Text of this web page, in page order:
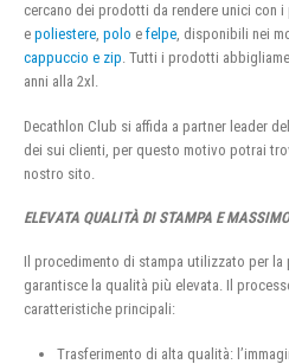
cercano dei prodotti da rendere unici con
e poliestere, polo e felpe, disponibili nei
cappuccio e zip. Tutti i prodotti
anni alla 2xl.
Decathlon Club si affida a partner leader
dei sui clienti, per questo motivo potrai
nostro sito.
ELEVATA QUALITÀ DI STAMPA E
Il procedimento di stampa utilizzato per
garantisce la qualità più elevata. Il
caratteristiche principali:
Trasferimento di alta qualità: